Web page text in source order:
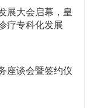
展大会启幕，皇
疗专科化发展
座谈会暨签约仪